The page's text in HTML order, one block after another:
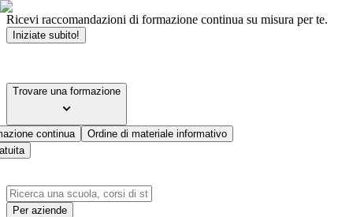
Ricevi raccomandazioni di formazione continua su misura per te.
Iniziate subito!
Trovare una formazione
continua
Ordine di materiale informativo
Per aziende